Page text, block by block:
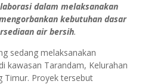
dalam melaksanakan
kebutuhan dasar
air bersih.
sedang melaksanakan
kawasan Tarandam, Kelurahan
Timur. Proyek tersebut